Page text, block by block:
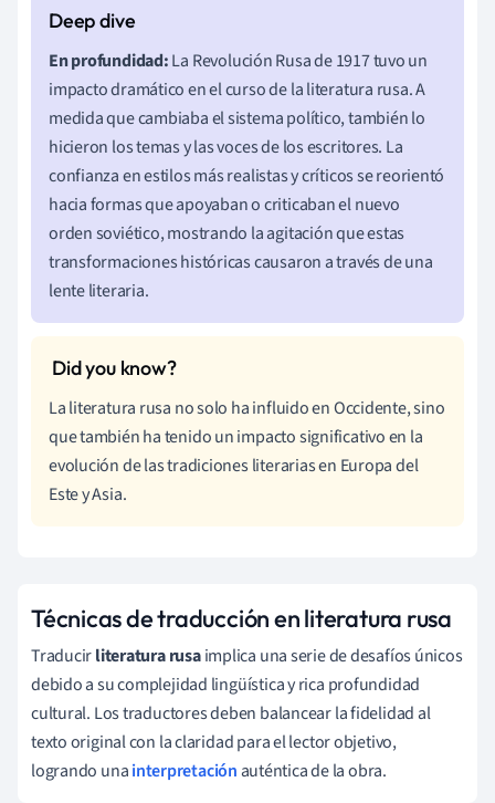
En profundidad:La Revolución Rusa de 1917 tuvo un
impacto dramático en el curso de la literatura rusa. A
medida que cambiaba el sistema político, también lo
hicieron los temas y las voces de los escritores. La
confianza en estilos más realistas y críticos se reorientó
hacia formas que apoyaban o criticaban el nuevo
orden soviético, mostrando la agitación que estas
transformaciones históricas causaron a través de una
lente literaria.
La literatura rusa no solo ha influido en Occidente, sino
que también ha tenido un impacto significativo en la
evolución de las tradiciones literarias en Europa del
Este y Asia.
Técnicas de traducción en literatura rusa
Traducirliteratura rusaimplica una serie de desafíos únicos
debido a su complejidad lingüística y rica profundidad
cultural. Los traductores deben balancear la fidelidad al
texto original con la claridad para el lector objetivo,
logrando unainterpretación auténtica de la obra.